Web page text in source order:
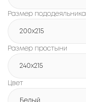
Размер пододеяльника
200х215
Размер простыни
240х215
Цвет
Белый